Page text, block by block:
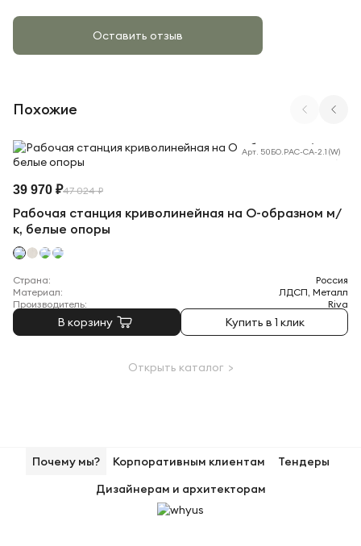
Оставить отзыв
Похожие
Арт. 50БО.РАС-СА-2.1 (W)
Рабочая станция криволинейная на О-образном м/
к, белые опоры
39 970 ₽47 024 ₽
В корзину Купить в 1 клик
Страна:
Россия
Материал:
ЛДСП, Металл
Производитель:
Riva
Открыть каталог >
Почему мы? Корпоративным клиентам
Тендеры
Дизайнерам и архитекторам